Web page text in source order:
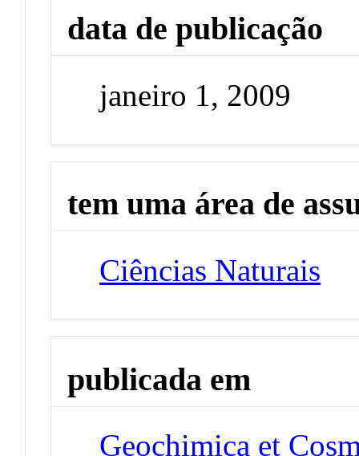
data de publicação
janeiro 1, 2009
tem uma área de
Ciências Naturais
publicada em
Geochimica et